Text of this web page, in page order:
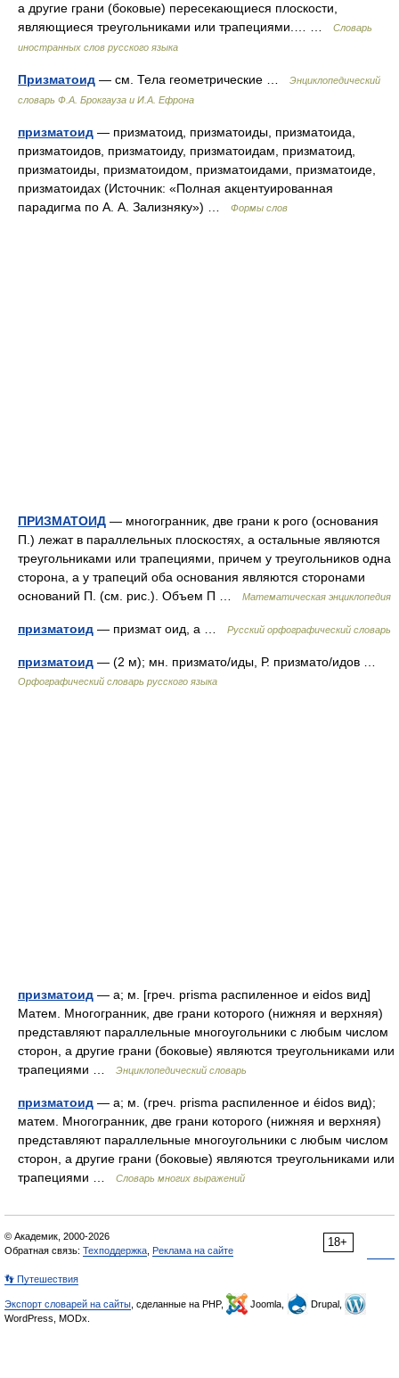
а другие грани (боковые) пересекающиеся плоскости,
являющиеся треугольниками или трапециями.… …
Словарь
иностранных слов русского языка
Призматоид — см. Тела геометрические …
Энциклопедический
словарь Ф.А. Брокгауза и И.А. Ефрона
призматоид — призматоид, призматоиды, призматоида,
призматоидов, призматоиду, призматоидам, призматоид,
призматоиды, призматоидом, призматоидами, призматоиде,
призматоидах (Источник: «Полная акцентуированная
парадигма по А. А. Зализняку») …
Формы слов
ПРИЗМАТОИД — многогранник, две грани к рого (основания
П.) лежат в параллельных плоскостях, а остальные являются
треугольниками или трапециями, причем у треугольников одна
сторона, а у трапеций оба основания являются сторонами
оснований П. (см. рис.). Объем П …
Математическая энциклопедия
призматоид — призмат оид, а … Русский орфографический словарь
призматоид — (2 м); мн. призмато/иды, Р. призмато/идов …
Орфографический словарь русского языка
призматоид — а; м. [греч. prisma распиленное и eidos вид]
Матем. Многогранник, две грани которого (нижняя и верхняя)
представляют параллельные многоугольники с любым числом
сторон, а другие грани (боковые) являются треугольниками или
трапециями …
Энциклопедический словарь
призматоид — а; м. (греч. prisma распиленное и éidos вид);
матем. Многогранник, две грани которого (нижняя и верхняя)
представляют параллельные многоугольники с любым числом
сторон, а другие грани (боковые) являются треугольниками или
трапециями …
Словарь многих выражений
18+
© Академик, 2000-2026
Обратная связь: Техподдержка Реклама на сайте
👣 Путешествия
Экспорт словарей на сайты , сделанные на PHP, Joomla,
Drupal,
WordPress, MODx.